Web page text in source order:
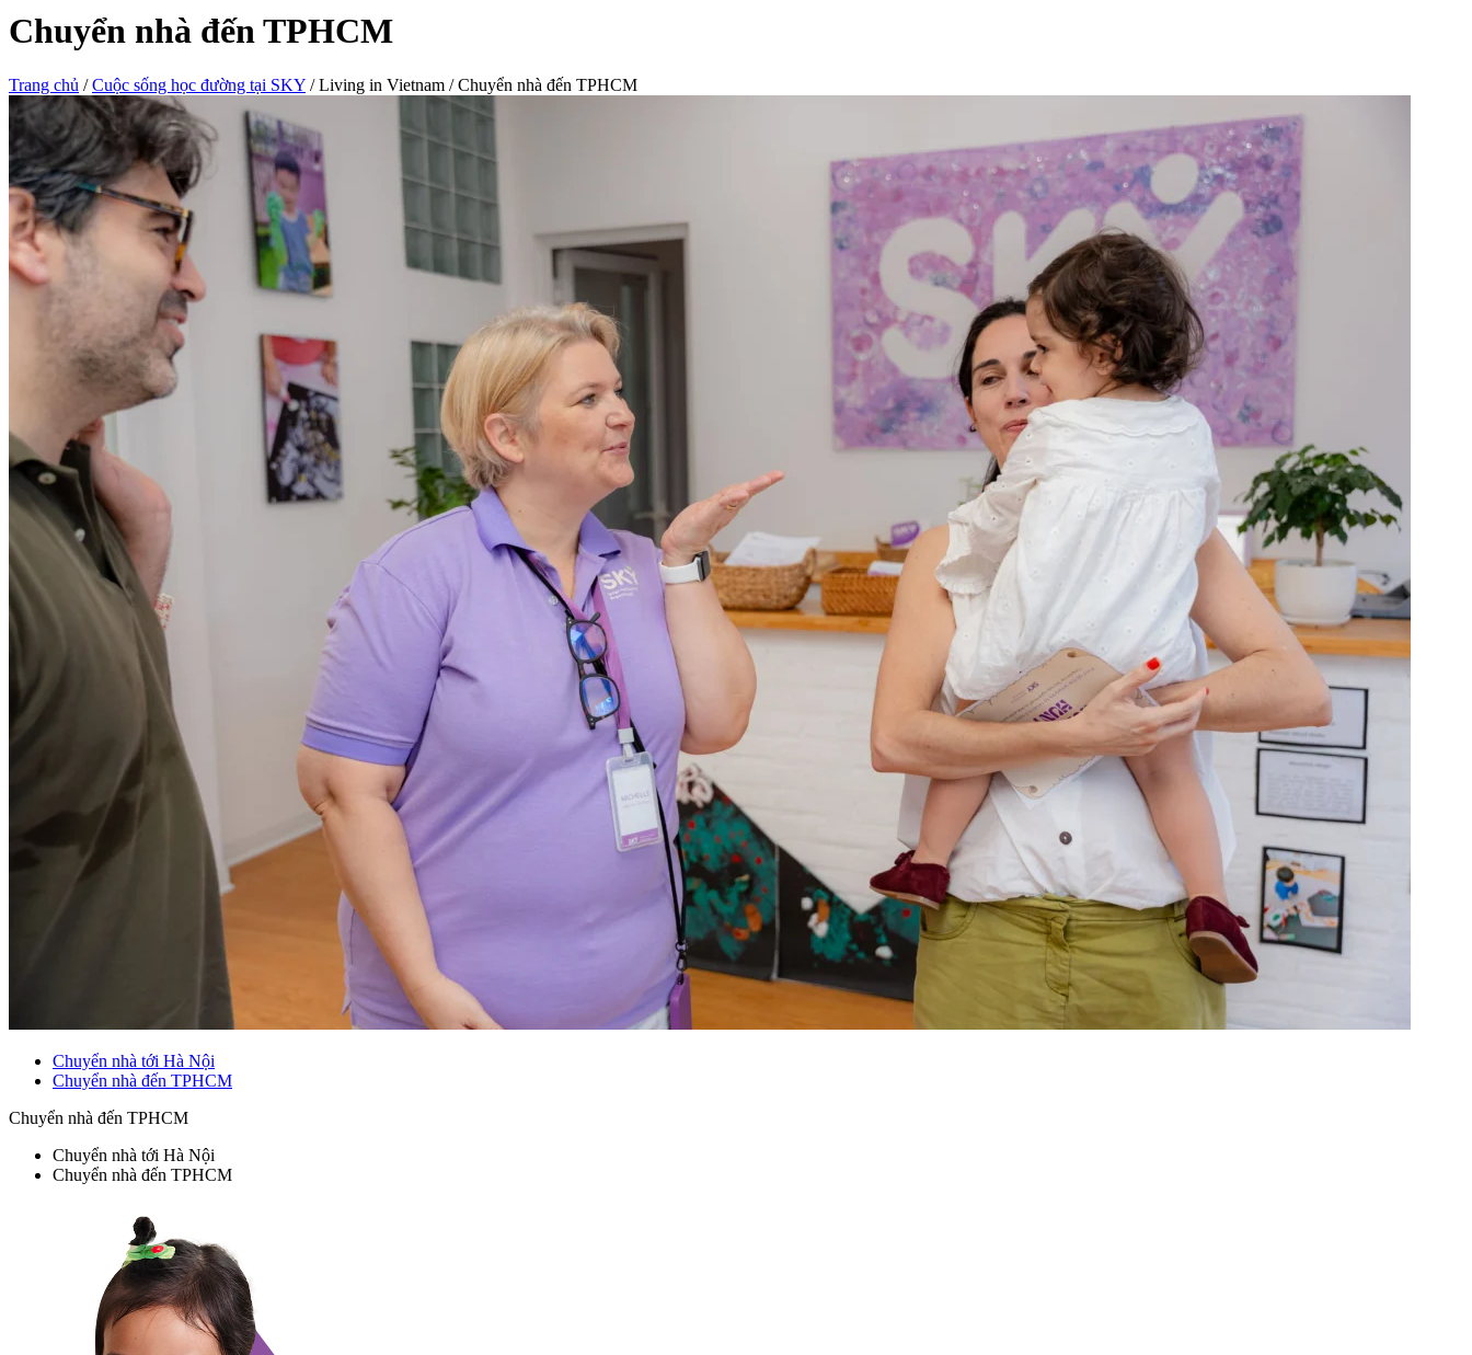
Chuyển nhà đến TPHCM
Trang chủ / Cuộc sống học đường tại SKY / Living in Vietnam / Chuyển nhà đến TPHCM
Chuyển nhà tới Hà Nội
Chuyển nhà đến TPHCM
Chuyển nhà đến TPHCM
Chuyển nhà tới Hà Nội
Chuyển nhà đến TPHCM